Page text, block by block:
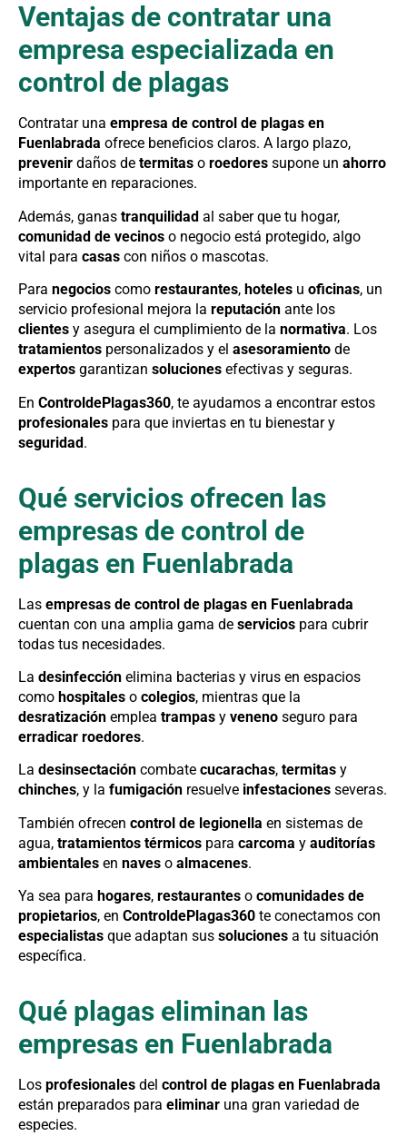
Ventajas de contratar una
empresa especializada en
control de plagas
Contratar una empresa de control de plagas en
Fuenlabrada ofrece beneficios claros. A largo plazo,
prevenir daños de termitas o roedores supone un ahorro
importante en reparaciones.
Además, ganas tranquilidad al saber que tu hogar,
comunidad de vecinos o negocio está protegido, algo
vital para casas con niños o mascotas.
Para negocios como restaurantes, hoteles u oficinas, un
servicio profesional mejora la reputación ante los
clientes y asegura el cumplimiento de la normativa. Los
tratamientos personalizados y el asesoramiento de
expertos garantizan soluciones efectivas y seguras.
En ControldePlagas360, te ayudamos a encontrar estos
profesionales para que inviertas en tu bienestar y
seguridad.
Qué servicios ofrecen las
empresas de control de
plagas en Fuenlabrada
Las empresas de control de plagas en Fuenlabrada
cuentan con una amplia gama de servicios para cubrir
todas tus necesidades.
La desinfección elimina bacterias y virus en espacios
como hospitales o colegios, mientras que la
desratización emplea trampas y veneno seguro para
erradicar roedores.
La desinsectación combate cucarachas, termitas y
chinches, y la fumigación resuelve infestaciones severas.
También ofrecen control de legionella en sistemas de
agua, tratamientos térmicos para carcoma y auditorías
ambientales en naves o almacenes.
Ya sea para hogares, restaurantes o comunidades de
propietarios, en ControldePlagas360 te conectamos con
especialistas que adaptan sus soluciones a tu situación
específica.
Qué plagas eliminan las
empresas en Fuenlabrada
Los profesionales del control de plagas en Fuenlabrada
están preparados para eliminar una gran variedad de
especies.